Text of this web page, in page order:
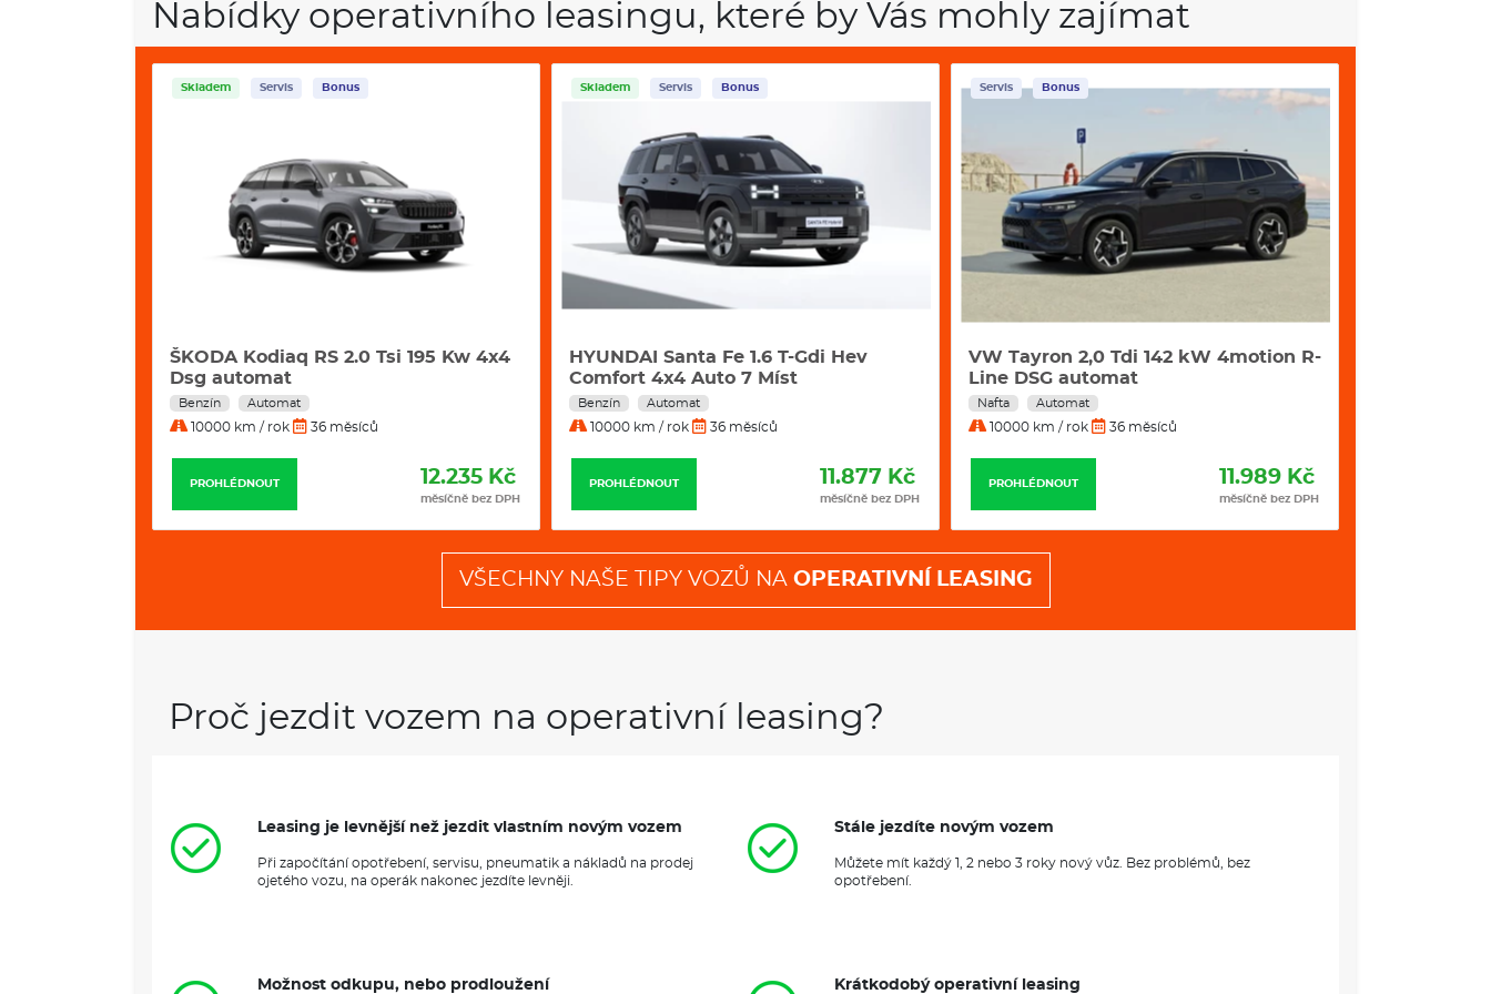
KESSY - bezklíčové zamykání a startování
Adaptivní vedení v jízdním pruhu (Lane Assist+), asistent pro jízdu v koloně a
Systém Start/Stop
Zpracování série
Bez rozhraní pro externí použití
Dva klíče dálkového centrálního zamykání
Držák telefonu a tabletu
Sada nářadí a zvedák vozu
Povinné ručení
Havarijní pojištění se spoluúčastí 10%
4697 mm
Světlá výška
194 mm
Objem zavaz. prostoru 720/2065 l
Počet míst
5/7
VÝBAVA:
Navigace
Nabídky operativního leasingu, které by Vás mohly zajímat
Skladem Servis Bonus
ŠKODA Kodiaq RS 2.0 Tsi 195 Kw 4x4
Dsg automat
Benzín Automat
10000 km / rok 36 měsíců
PROHLÉDNOUT 12.235 Kč
měsíčně bez DPH
Skladem Servis Bonus
HYUNDAI Santa Fe 1.6 T-Gdi Hev
Comfort 4x4 Auto 7 Míst
Benzín Automat
10000 km / rok 36 měsíců
PROHLÉDNOUT 11.877 Kč
měsíčně bez DPH
Servis Bonus
VW Tayron 2,0 Tdi 142 kW 4motion R-
Line DSG automat
Nafta Automat
10000 km / rok 36 měsíců
PROHLÉDNOUT 11.989 Kč
měsíčně bez DPH
VŠECHNY NAŠE TIPY VOZŮ NA OPERATIVNÍ LEASING
Proč jezdit vozem na operativní leasing?
Leasing je levnější než jezdit vlastním novým vozem
Při započítání opotřebení, servisu, pneumatik a nákladů na prodej
ojetého vozu, na operák nakonec jezdíte levněji.
Stále jezdíte novým vozem
Můžete mít každý 1, 2 nebo 3 roky nový vůz. Bez problémů, bez
opotřebení.
Možnost odkupu, nebo prodloužení Krátkodobý operativní leasing